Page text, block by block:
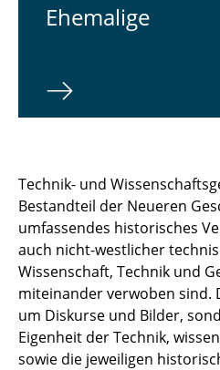
Ehe­ma­li­ge
Technik- und
Bestandteil der Neueren
umfassendes historisches
auch nicht-westlicher
Wissenschaft, Tech­nik und
miteinander verwoben sind.
um Diskurse und Bilder,
Eigenheit der Technik,
sowie die jeweiligen